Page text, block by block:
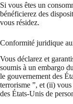
Si vous êtes un
bénéficierez des
vous résidez.
Conformité juridique
Vous déclarez et
soumis à un embargo
le gouvernement des
terrorisme ”, et (ii)
des États-Unis de